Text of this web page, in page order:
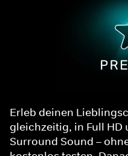
Erleb deinen
gleichzeitig, in Full HD
Surround Sound –